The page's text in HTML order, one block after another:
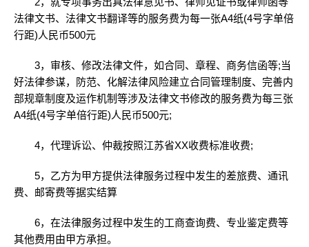
法律文书、法律文书翻译等的服务费为每一张A4纸(4号字单倍
行距)人民币500元
3，审核、修改法律文件，如合同、章程、商务信函等;当
好法律参谋，防范、化解法律风险建立合同管理制度、完善内
部规章制度及运作机制等涉及法律文书修改的服务费为每三张
A4纸(4号字单倍行距)人民币500元;
4，代理诉讼、仲裁按照江苏省XX收费标准收费;
5，乙方为甲方提供法律服务过程中发生的差旅费、通讯
费、邮寄费等据实结算
6，在法律服务过程中发生的工商查询费、专业鉴定费等
其他费用由甲方承担。